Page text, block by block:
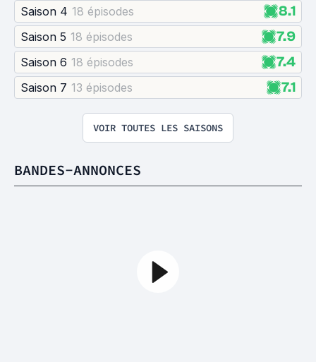
Saison 4 18 épisodes 8.1
Saison 5 18 épisodes 7.9
Saison 6 18 épisodes 7.4
Saison 7 13 épisodes 7.1
VOIR TOUTES LES SAISONS
BANDES-ANNONCES